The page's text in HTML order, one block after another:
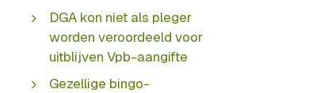
DGA kon niet als pleger
worden veroordeeld voor
uitblijven Vpb-aangifte
Gezellige bingo-